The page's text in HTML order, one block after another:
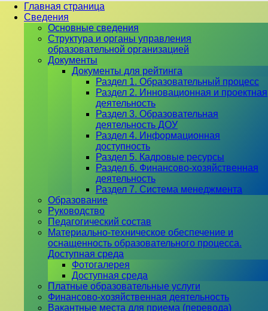
Главная страница
Сведения
Основные сведения
Структура и органы управления
образовательной организацией
Документы
Документы для рейтинга
Раздел 1. Образовательный процесс
Раздел 2. Инновационная и проектная
деятельность
Раздел 3. Образовательная
деятельность ДОУ
Раздел 4. Информационная
доступность
Раздел 5. Кадровые ресурсы
Раздел 6. Финансово-хозяйственная
деятельность
Раздел 7. Система менеджмента
Образование
Руководство
Педагогический состав
Материально-техническое обеспечение и
оснащенность образовательного процесса.
Доступная среда
Фотогалерея
Доступная среда
Платные образовательные услуги
Финансово-хозяйственная деятельность
Вакантные места для приема (перевода)